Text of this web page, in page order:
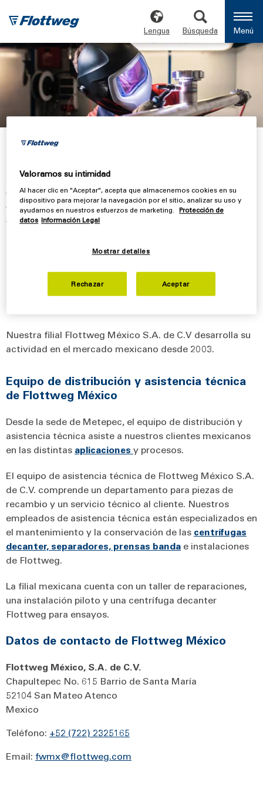
Lengua Búsqueda Menú
Flottweg
Activos en el mercado mexicano desde 2003
Soporte para aplicaciones y procesos
Taller de reparación propio y centrífugas
Flottweg México S.A. de C.V.
Nuestra filial Flottweg México S.A. de C.V desarrolla su
actividad en el mercado mexicano desde 2003.
Equipo de distribución y asistencia técnica
de Flottweg México
Desde la sede de Metepec, el equipo de distribución y
asistencia técnica asiste a nuestros clientes mexicanos
en las distintas aplicaciones y procesos.
El equipo de asistencia técnica de Flottweg México S.A.
de C.V. comprende un departamento para piezas de
recambio y un servicio técnico al cliente. Nuestros
empleados de asistencia técnica están especializados en
el mantenimiento y la conservación de las centrífugas
decanter, separadores, prensas banda e instalaciones
de Flottweg.
La filial mexicana cuenta con un taller de reparaciones,
una instalación piloto y una centrífuga decanter
Flottweg para ensayos.
Datos de contacto de Flottweg México
Flottweg México, S.A. de C.V.
Chapultepec No. 615 Barrio de Santa María
52104 San Mateo Atenco
Mexico
Teléfono: +52 (722) 2325165
Email: fwmx@flottweg.com
Valoramos su intimidad
Al hacer clic en "Aceptar", acepta que almacenemos cookies en su
dispositivo para mejorar la navegación por el sitio, analizar su uso y
ayudarnos en nuestros esfuerzos de marketing.
Protección de
datos Información Legal
Mostrar detalles
Rechazar Aceptar